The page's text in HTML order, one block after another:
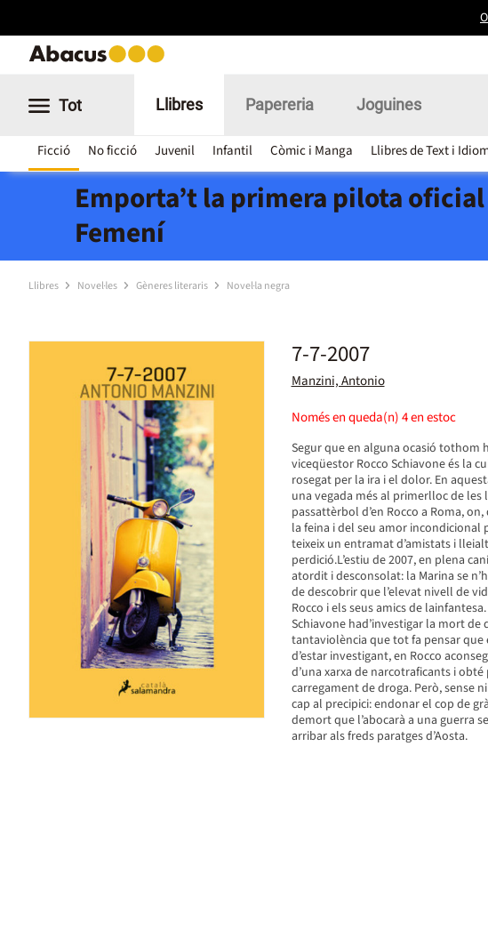
Tot Llibres
Ficció No ficció Juvenil Infantil Còmic i Manga Llibres de Text i
Papereria Joguines
Emporta’t la primera pilota
Femení
Llibres Novel·les Gèneres literaris Novel·la negra
7-7-2007
Manzini, Antonio
Només en queda(n)4en estoc
Segur que en alguna ocasió tothom
viceqüestor Rocco Schiavone és la
rosegat per la ira i el dolor. En
una vegada més al primerlloc de
passattèrbol d’en Rocco a Roma,
la feina i del seu amor incondicional
teixeix un entramat d’amistats i
perdició.L’estiu de 2007, en plena
atordit i desconsolat: la Marina se
de descobrir que l’elevat nivell de
Rocco i els seus amics de
Schiavone had’investigar la mort de
tantaviolència que tot fa pensar que
d’estar investigant, en Rocco
d’una xarxa de narcotraficants i
carregament de droga. Però, sense
cap al precipici: endonar el cop de
demort que l’abocarà a una guerra
arribar als freds paratges d’Aosta.